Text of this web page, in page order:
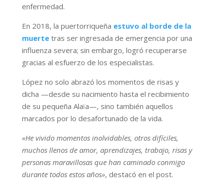
enfermedad.
En 2018, la puertorriqueña estuvo al borde de la
muertetras ser ingresada de emergencia por una
influenza severa; sin embargo, logró recuperarse
gracias al esfuerzo de los especialistas.
López no solo abrazó los momentos de risas y
dicha —desde su nacimiento hasta el recibimiento
de su pequeña Alaïa—, sino también aquellos
marcados por lo desafortunado de la vida.
«He vivido momentos inolvidables, otros difíciles,
muchos llenos de amor, aprendizajes, trabajo, risas y
personas maravillosas que han caminado conmigo
durante todos estos años», destacó en el post.